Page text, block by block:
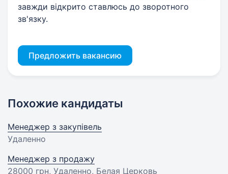
завжди відкрито ставлюсь до зворотного
зв'язку.
Предложить вакансию
Похожие кандидаты
Менеджер з закупівель
Удаленно
Менеджер з продажу
28000 грн, Удаленно, Белая Церковь